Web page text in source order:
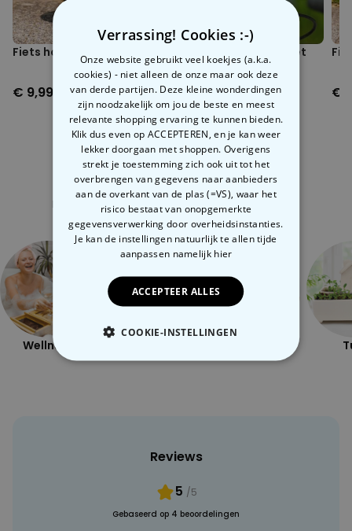
Fiets hondje Henry
€ 9,99
Fietsbel Badbeend met
Helm
€ 9,99 €
Gerelateerde categorie
Bekijk onze andere categorie met ongewone dingen
Wellness
Reviews
5 /5
Gebaseerd op 4 beoordelingen
Verrassing! Cookies :-)
Onze website gebruikt veel koekjes (a.k.a.
cookies) - niet alleen de onze maar ook deze
van derde partijen. Deze kleine wonderdingen
zijn noodzakelijk om jou de beste en meest
relevante shopping ervaring te kunnen bieden.
Klik dus even op ACCEPTEREN, en je kan weer
lekker doorgaan met shoppen. Overigens
strekt je toestemming zich ook uit tot het
overbrengen van gegevens naar aanbieders
aan de overkant van de plas (=VS), waar het
risico bestaat van onopgemerkte
gegevensverwerking door overheidsinstanties.
Je kan de instellingen natuurlijk te allen tijde
aanpassen namelijk hier
ACCEPTEER ALLES
COOKIE-INSTELLINGEN
NOODZAKELIJK